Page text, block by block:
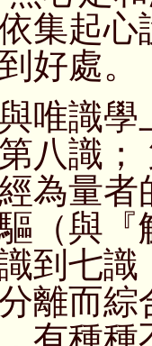
集起
好處。
識學
八識
為量
（與
到七
離而